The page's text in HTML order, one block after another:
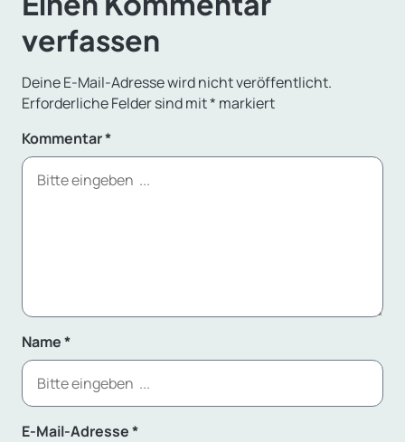
verfassen
Deine E-Mail-Adresse wird nicht veröffentlicht.
Erforderliche Felder sind mit* markiert
Kommentar*
Name*
E-Mail-Adresse*